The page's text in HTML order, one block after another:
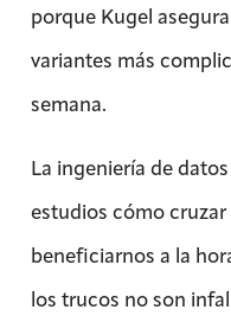
porque Kugel
variantes más
semana.
La ingeniería de
estudios cómo
beneficiarnos a la
los trucos no son